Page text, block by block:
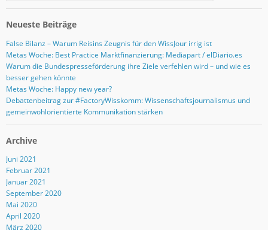
Neueste Beiträge
False Bilanz – Warum Reisins Zeugnis für den WissJour irrig ist
Metas Woche: Best Practice Marktfinanzierung: Mediapart / elDiario.es
Warum die Bundespresseförderung ihre Ziele verfehlen wird – und wie es
besser gehen könnte
Metas Woche: Happy new year?
Debattenbeitrag zur #FactoryWisskomm: Wissenschaftsjournalismus und
gemeinwohlorientierte Kommunikation stärken
Archive
Juni 2021
Februar 2021
Januar 2021
September 2020
Mai 2020
April 2020
März 2020